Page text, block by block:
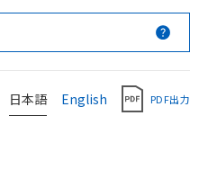
日本語 English PDF出力